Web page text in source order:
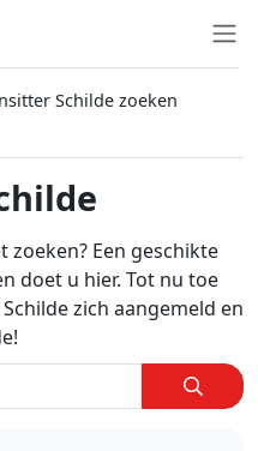
Schilde zoeken
zoeken? Een geschikte
doet u hier. Tot nu toe
zich aangemeld en